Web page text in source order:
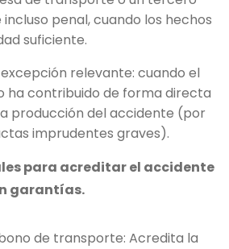
penal, cuando los hechos
suficiente.
relevante: cuando el
ha contribuido de forma directa
producción del accidente (por
imprudentes graves).
para acreditar el accidente
garantías.
de transporte: Acredita la